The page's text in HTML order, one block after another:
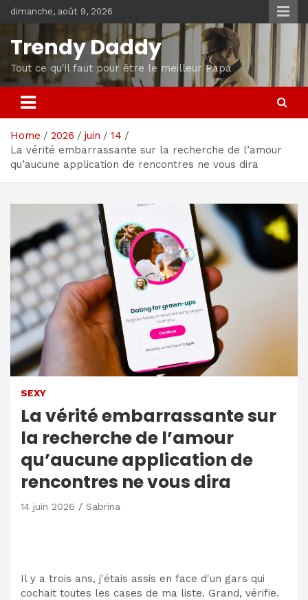
Skip
to
content
dimanche, août 9, 2026
Trendy Daddy
Tout ce qu'il faut pour être le meilleur Papa
Home 2026 juin
14
La vérité embarrassante sur la recherche de l’amour
qu’aucune application de rencontres ne vous dira
SEXY
La vérité embarrassante sur
la recherche de l’amour
qu’aucune application de
rencontres ne vous dira
14 juin 2026 Sabrina
Il y a trois ans, j'étais assis en face d'un gars qui
cochait toutes les cases de ma liste. Grand, vérifie.